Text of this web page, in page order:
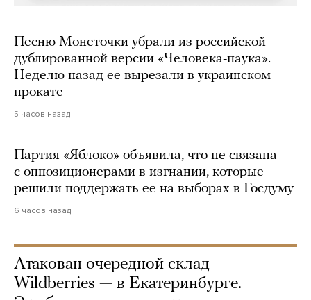
Песню Монеточки убрали из российской
дублированной версии «Человека-паука».
Неделю назад ее вырезали в украинском
прокате
5 часов назад
Партия «Яблоко» объявила, что не связана
с оппозиционерами в изгнании, которые
решили поддержать ее на выборах в Госдуму
6 часов назад
Атакован очередной склад
Wildberries — в Екатеринбурге.